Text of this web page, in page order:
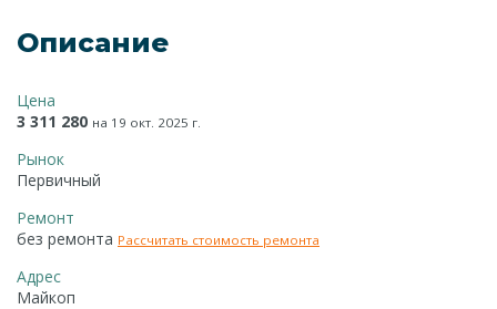
Описание
Цена
3 311 280 на 19 окт. 2025 г.
Рынок
Первичный
Ремонт
без ремонта Рассчитать стоимость ремонта
Адрес
Майкоп